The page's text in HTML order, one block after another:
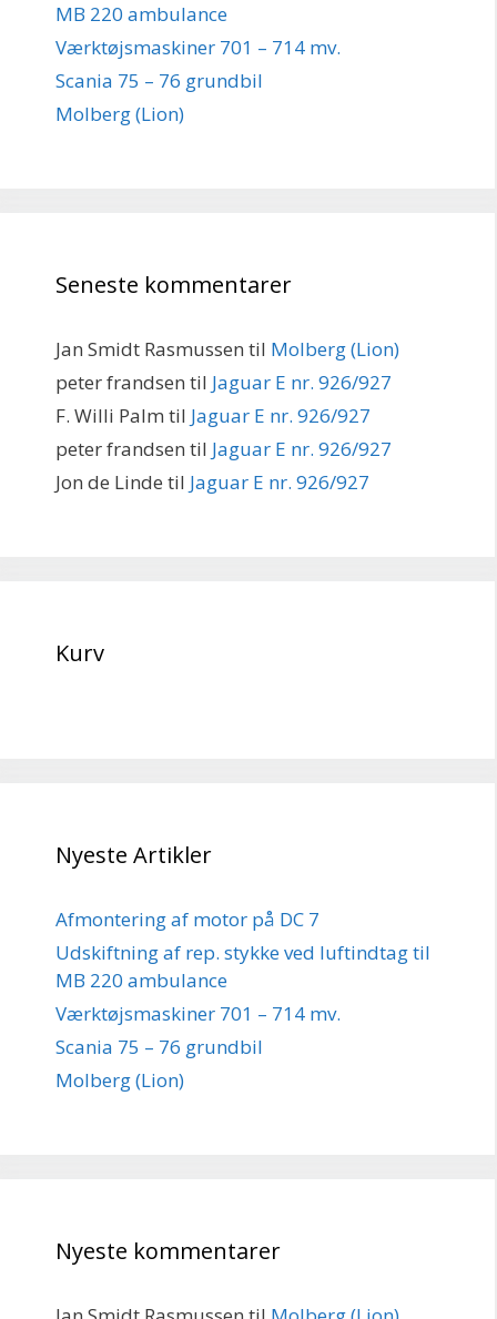
MB 220 ambulance
Værktøjsmaskiner 701 – 714 mv.
Scania 75 – 76 grundbil
Molberg (Lion)
Seneste kommentarer
Jan Smidt Rasmussen til Molberg (Lion)
peter frandsen til Jaguar E nr. 926/927
F. Willi Palm til Jaguar E nr. 926/927
peter frandsen til Jaguar E nr. 926/927
Jon de Linde til Jaguar E nr. 926/927
Kurv
Nyeste Artikler
Afmontering af motor på DC 7
Udskiftning af rep. stykke ved luftindtag til
MB 220 ambulance
Værktøjsmaskiner 701 – 714 mv.
Scania 75 – 76 grundbil
Molberg (Lion)
Nyeste kommentarer